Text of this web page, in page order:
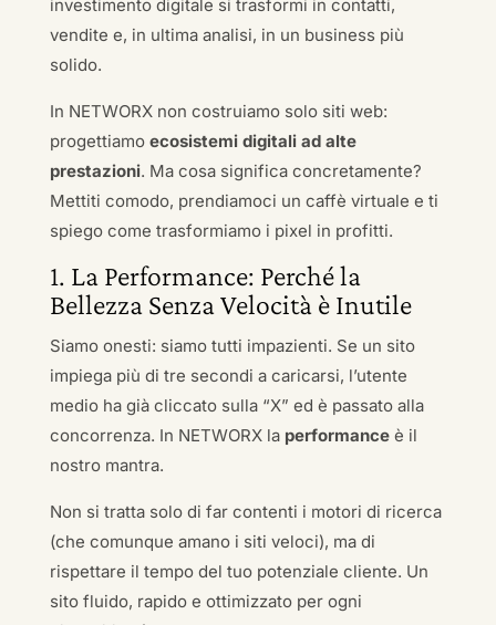
investimento digitale si trasformi in contatti,
vendite e, in ultima analisi, in un business più
solido.
In NETWORX non costruiamo solo siti web:
progettiamo ecosistemi digitali ad alte
prestazioni. Ma cosa significa concretamente?
Mettiti comodo, prendiamoci un caffè virtuale e ti
spiego come trasformiamo i pixel in profitti.
1. La Performance: Perché la
Bellezza Senza Velocità è Inutile
Siamo onesti: siamo tutti impazienti. Se un sito
impiega più di tre secondi a caricarsi, l’utente
medio ha già cliccato sulla “X” ed è passato alla
concorrenza. In NETWORX la performanceè il
nostro mantra.
Non si tratta solo di far contenti i motori di ricerca
(che comunque amano i siti veloci), ma di
rispettare il tempo del tuo potenziale cliente. Un
sito fluido, rapido e ottimizzato per ogni